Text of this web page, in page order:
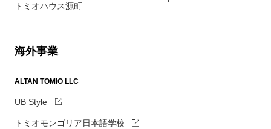
トミオハウス源町
海外事業
ALTAN TOMIO LLC
UB Style
トミオモンゴリア日本語学校